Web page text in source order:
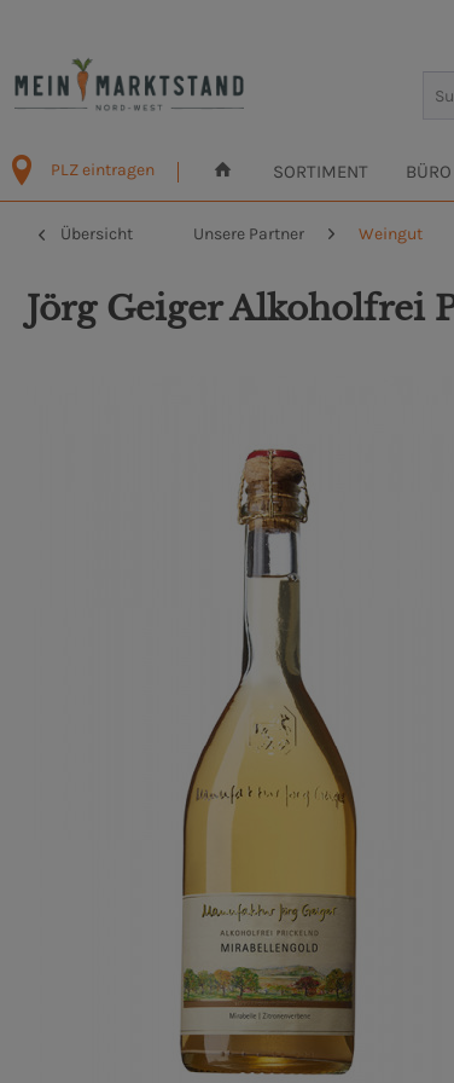
PLZ eintragen SORTIMENT BÜRO
Übersicht Unsere Partner Weingut
Jörg Geiger Alkoholfrei